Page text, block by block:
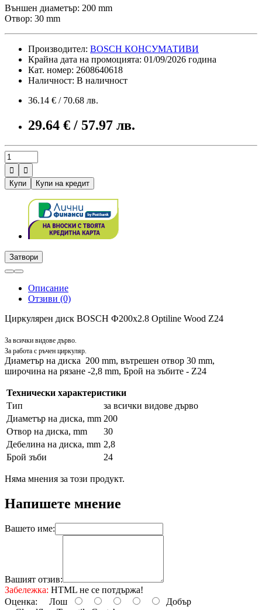
Външен диаметър: 200 mm
Отвор: 30 mm
Производител: BOSCH КОНСУМАТИВИ
Крайна дата на промоцията: 01/09/2026 година
Кат. номер: 2608640618
Наличност: В наличност
36.14 € / 70.68 лв.
29.64 € / 57.97 лв.


Купи
Купи на кредит
Затвори
Описание
Отзиви (0)
Циркулярен диск BOSCH Ф200х2.8 Optiline Wood Z24
За всички видове дърво.
За работа с ръчен циркуляр.
Диаметър на диска 200 mm, вътрешен отвор 30 mm,
широчина на рязане -2,8 mm, Брой на зъбите - Z24
Технически характеристики
Тип
за всички видове дърво
Диаметър на диска, mm 200
Отвор на диска, mm
30
Дебелина на диска, mm 2,8
Брой зъби
24
Няма мнения за този продукт.
Напишете мнение
Вашето име:
Вашият отзив:
Забележка: HTML не се потдържа!
Оценка: Лош
Добър